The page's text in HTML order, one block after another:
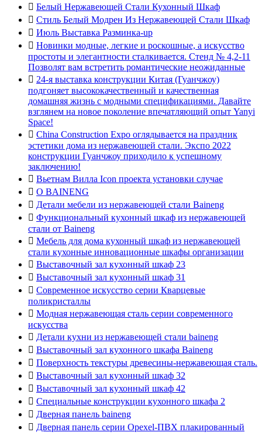
 Белый Нержавеющей Стали Кухонный Шкаф
 Стиль Белый Модрен Из Нержавеющей Стали Шкаф
 Июль Выставка Разминка-up
 Новинки модные, легкие и роскошные, а искусство
простоты и элегантности сталкивается. Стенд № 4,2-11
Позволят вам встретить романтические неожиданные
 24-я выставка конструкции Китая (Гуанчжоу)
подгоняет высококачественный и качественная
домашняя жизнь с модными спецификациями. Давайте
взглянем на новое поколение впечатляющий опыт Yanyi
Space!
 China Construction Expo оглядывается на праздник
эстетики дома из нержавеющей стали. Экспо 2022
конструкции Гуанчжоу приходило к успешному
заключению!
 Вьетнам Вилла Icon проекта установки случае
 О BAINENG
 Детали мебели из нержавеющей стали Baineng
 Функциональный кухонный шкаф из нержавеющей
стали от Baineng
 Мебель для дома кухонный шкаф из нержавеющей
стали кухонные инновационные шкафы организации
 Выставочный зал кухонный шкаф 23
 Выставочный зал кухонный шкаф 31
 Современное искусство серии Кварцевые
поликристаллы
 Модная нержавеющая сталь серии современного
искусства
 Детали кухни из нержавеющей стали baineng
 Выставочный зал кухонного шкафа Baineng
 Поверхность текстуры древесины-нержавеющая сталь.
 Выставочный зал кухонный шкаф 32
 Выставочный зал кухонный шкаф 42
 Специальные конструкции кухонного шкафа 2
 Дверная панель baineng
 Дверная панель серии Opexel-ПВХ плакированный